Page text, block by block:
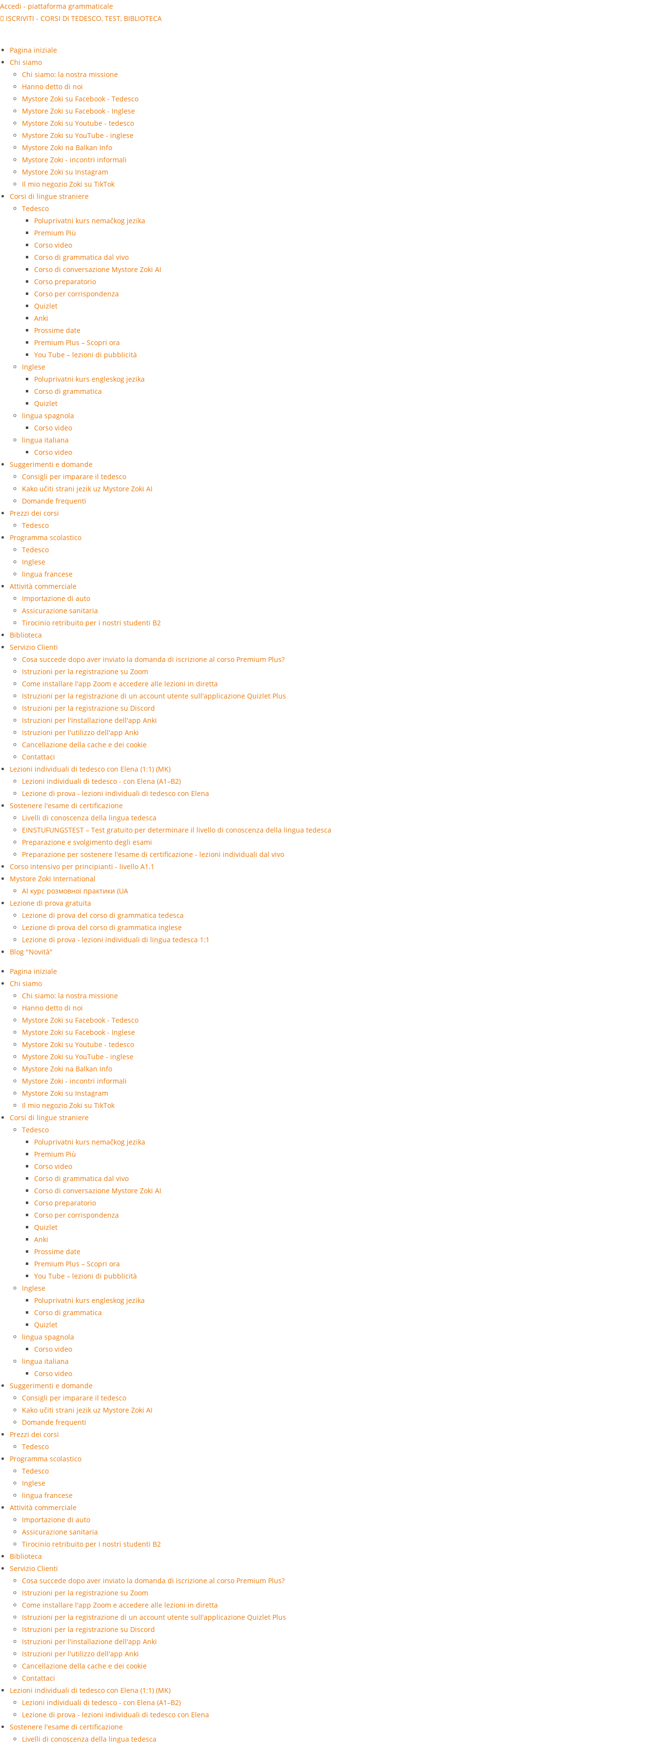
Salta
al
Accedi - piattaforma grammaticale
ISCRIVITI - CORSI DI TEDESCO, TEST, BIBLIOTECA
Pagina iniziale
Chi siamo
Chi siamo: la nostra missione
Hanno detto di noi
Mystore Zoki su Facebook - Tedesco
Mystore Zoki su Facebook - Inglese
Mystore Zoki su Youtube - tedesco
Mystore Zoki su YouTube - inglese
Mystore Zoki na Balkan Info
Mystore Zoki - incontri informali
Mystore Zoki su Instagram
Il mio negozio Zoki su TikTok
Corsi di lingue straniere
Tedesco
Poluprivatni kurs nemačkog jezika
Premium Più
Corso video
Corso di grammatica dal vivo
Corso di conversazione Mystore Zoki AI
Corso preparatorio
Corso per corrispondenza
Quizlet
Anki
Prossime date
Premium Plus – Scopri ora
You Tube – lezioni di pubblicità
Inglese
Poluprivatni kurs engleskog jezika
Corso di grammatica
Quizlet
lingua spagnola
Corso video
lingua italiana
Corso video
Suggerimenti e domande
Consigli per imparare il tedesco
Kako učiti strani jezik uz Mystore Zoki AI
Domande frequenti
Prezzi dei corsi
Tedesco
Programma scolastico
Tedesco
Inglese
lingua francese
Attività commerciale
Importazione di auto
Assicurazione sanitaria
Tirocinio retribuito per i nostri studenti B2
Biblioteca
Servizio Clienti
Cosa succede dopo aver inviato la domanda di iscrizione al corso Premium Plus?
Istruzioni per la registrazione su Zoom
Come installare l'app Zoom e accedere alle lezioni in diretta
Istruzioni per la registrazione di un account utente sull'applicazione Quizlet Plus
Istruzioni per la registrazione su Discord
Istruzioni per l'installazione dell'app Anki
Istruzioni per l'utilizzo dell'app Anki
Cancellazione della cache e dei cookie
Contattaci
Lezioni individuali di tedesco con Elena (1:1) (MK)
Lezioni individuali di tedesco - con Elena (A1–B2)
Lezione di prova - lezioni individuali di tedesco con Elena
Sostenere l'esame di certificazione
Livelli di conoscenza della lingua tedesca
EINSTUFUNGSTEST – Test gratuito per determinare il livello di conoscenza della lingua tedesca
Preparazione e svolgimento degli esami
Preparazione per sostenere l'esame di certificazione - lezioni individuali dal vivo
Corso intensivo per principianti - livello A1.1
Mystore Zoki International
AI курс розмовної практики (UA
Lezione di prova gratuita
Lezione di prova del corso di grammatica tedesca
Lezione di prova del corso di grammatica inglese
Lezione di prova - lezioni individuali di lingua tedesca 1:1
Blog "Novità"
Pagina iniziale
Chi siamo
Chi siamo: la nostra missione
Hanno detto di noi
Mystore Zoki su Facebook - Tedesco
Mystore Zoki su Facebook - Inglese
Mystore Zoki su Youtube - tedesco
Mystore Zoki su YouTube - inglese
Mystore Zoki na Balkan Info
Mystore Zoki - incontri informali
Mystore Zoki su Instagram
Il mio negozio Zoki su TikTok
Corsi di lingue straniere
Tedesco
Poluprivatni kurs nemačkog jezika
Premium Più
Corso video
Corso di grammatica dal vivo
Corso di conversazione Mystore Zoki AI
Corso preparatorio
Corso per corrispondenza
Quizlet
Anki
Prossime date
Premium Plus – Scopri ora
You Tube – lezioni di pubblicità
Inglese
Poluprivatni kurs engleskog jezika
Corso di grammatica
Quizlet
lingua spagnola
Corso video
lingua italiana
Corso video
Suggerimenti e domande
Consigli per imparare il tedesco
Kako učiti strani jezik uz Mystore Zoki AI
Domande frequenti
Prezzi dei corsi
Tedesco
Programma scolastico
Tedesco
Inglese
lingua francese
Attività commerciale
Importazione di auto
Assicurazione sanitaria
Tirocinio retribuito per i nostri studenti B2
Biblioteca
Servizio Clienti
Cosa succede dopo aver inviato la domanda di iscrizione al corso Premium Plus?
Istruzioni per la registrazione su Zoom
Come installare l'app Zoom e accedere alle lezioni in diretta
Istruzioni per la registrazione di un account utente sull'applicazione Quizlet Plus
Istruzioni per la registrazione su Discord
Istruzioni per l'installazione dell'app Anki
Istruzioni per l'utilizzo dell'app Anki
Cancellazione della cache e dei cookie
Contattaci
Lezioni individuali di tedesco con Elena (1:1) (MK)
Lezioni individuali di tedesco - con Elena (A1–B2)
Lezione di prova - lezioni individuali di tedesco con Elena
Sostenere l'esame di certificazione
Livelli di conoscenza della lingua tedesca